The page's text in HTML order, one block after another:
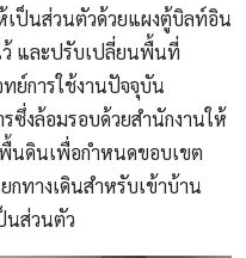
ป็นส่วนตัวด้วยแผงตู้บิลท์อิน
ว้ และปรับเปลี่ยนพื้นที่
ย์การใช้งานปัจจุบัน
ซึ่งล้อมรอบด้วยสำนักงานให้
พื้นดินเพื่อกำหนดขอบเขต
ทางเดินสำหรับเข้าบ้าน
นส่วนตัว